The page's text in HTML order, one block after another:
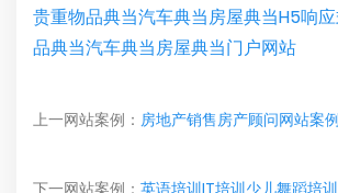
贵重物品典当汽车典当房屋典当H5响
品典当汽车典当房屋典当门户网站
上一网站案例： 房地产销售房产顾问网站案
下一网站案例： 英语培训IT培训少儿舞蹈培